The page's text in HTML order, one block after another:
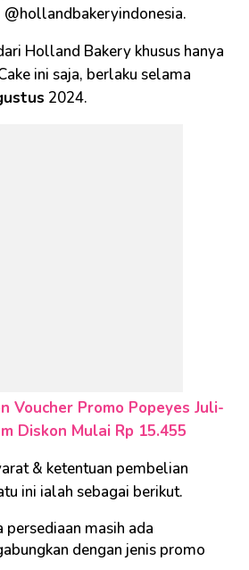
Holland Bakery khusus hanya
ini saja, berlaku selama
2024.
Voucher Promo Popeyes Juli-
Diskon Mulai Rp 15.455
& ketentuan pembelian
ini ialah sebagai berikut.
persediaan masih ada
dengan jenis promo